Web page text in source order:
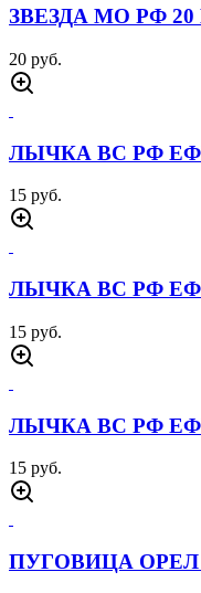
ЗВЕЗДА МО РФ
20 руб.
ЛЫЧКА ВС РФ
15 руб.
ЛЫЧКА ВС РФ
15 руб.
ЛЫЧКА ВС РФ
15 руб.
ПУГОВИЦА